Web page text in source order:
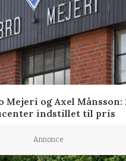
og Axel Månsson:
indstillet til pris
Annonce